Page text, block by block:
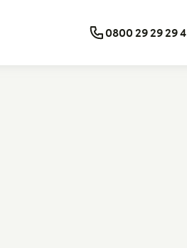
0800 29 29 29 4